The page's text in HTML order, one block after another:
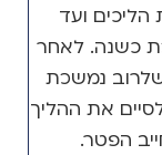
ועד
כשנה. לאחר
נמשכת
את ההליך
הפטר.